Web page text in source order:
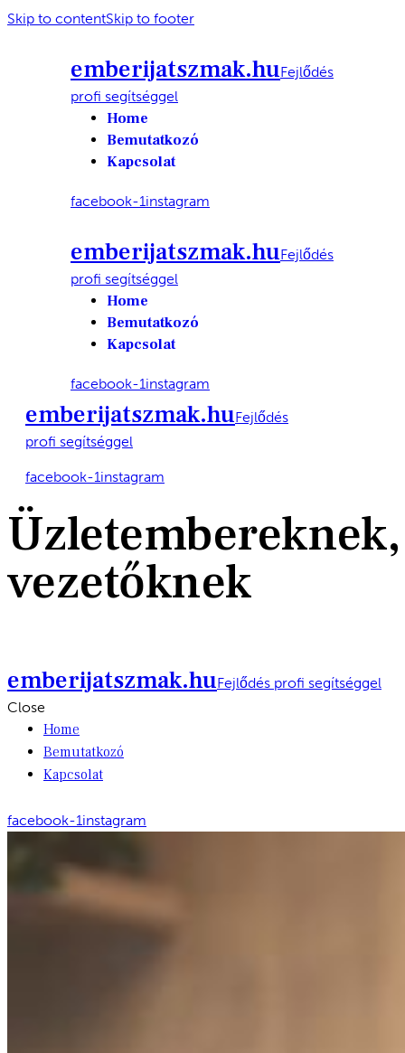
Skip to contentSkip to footer
emberijatszmak.huFejlődés
profi segítséggel
Home
Bemutatkozó
Kapcsolat
facebook-1instagram
emberijatszmak.huFejlődés
profi segítséggel
Home
Bemutatkozó
Kapcsolat
facebook-1instagram
emberijatszmak.huFejlődés
profi segítséggel
facebook-1instagram
Üzletembereknek,
vezetőknek
emberijatszmak.huFejlődés profi segítséggel
Close
Home
Bemutatkozó
Kapcsolat
facebook-1instagram